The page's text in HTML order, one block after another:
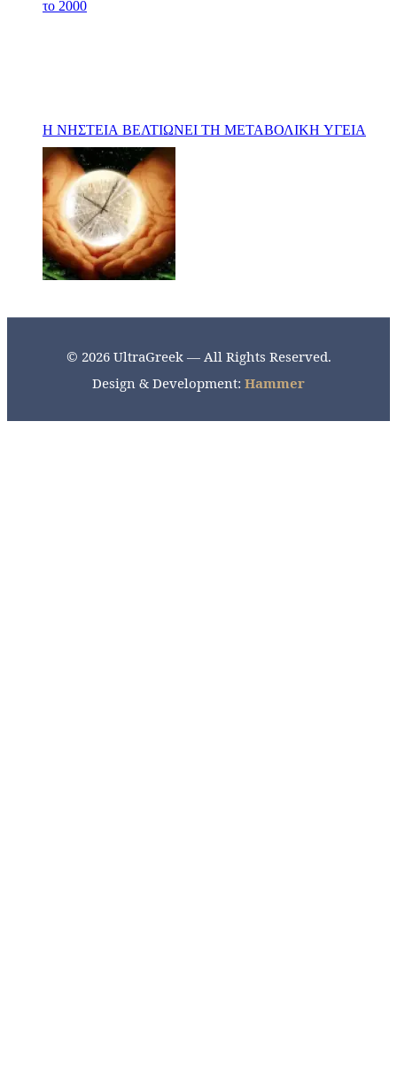
Η ΝΗΣΤΕΙΑ ΒΕΛΤΙΩΝΕΙ ΤΗ ΜΕΤΑΒΟΛΙΚΗ ΥΓΕΙΑ
© 2026 UltraGreek — All Rights Reserved.
Design & Development: Hammer